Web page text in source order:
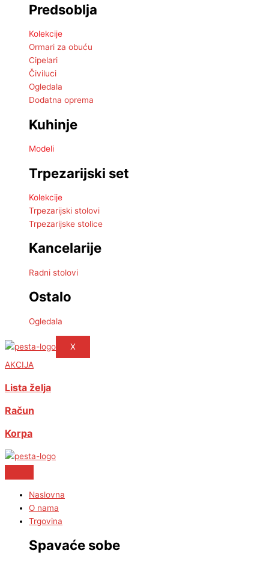
Predsoblja
Kolekcije
Ormari za obuću
Cipelari
Čiviluci
Ogledala
Dodatna oprema
Kuhinje
Modeli
Trpezarijski set
Kolekcije
Trpezarijski stolovi
Trpezarijske stolice
Kancelarije
Radni stolovi
Ostalo
Ogledala
X
AKCIJA
Lista želja
Račun
Korpa
Naslovna
O nama
Trgovina
Spavaće sobe